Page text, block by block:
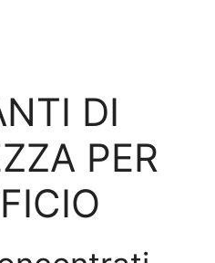
DI
PER